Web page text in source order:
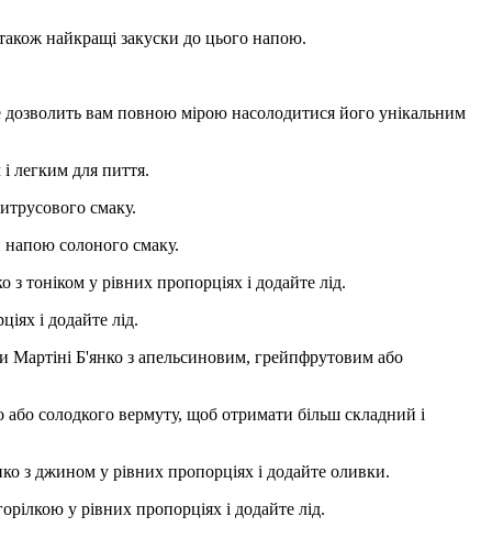
найкращі закуски до цього напою.
вам повною мірою насолодитися його унікальним
легким для пиття.
смаку.
солоного смаку.
тоніком у рівних пропорціях і додайте лід.
і додайте лід.
Мартіні Б'янко з апельсиновим, грейпфрутовим або
солодкого вермуту, щоб отримати більш складний і
з джином у рівних пропорціях і додайте оливки.
у рівних пропорціях і додайте лід.